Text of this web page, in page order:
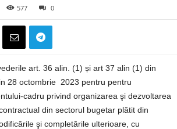
577 0
art. 36 alin. (1) și art 37 alin (1) din
28 octombrie 2023 pentru pentru
cadru privind organizarea şi dezvoltarea
din sectorul bugetar plătit din
şi completările ulterioare, cu